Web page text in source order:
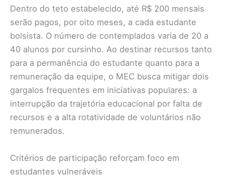
Dentro do teto estabelecido, até R$ 200 mensais
serão pagos, por oito meses, a cada estudante
bolsista. O número de contemplados varia de 20 a
40 alunos por cursinho. Ao destinar recursos tanto
para a permanência do estudante quanto para a
remuneração da equipe, o MEC busca mitigar dois
gargalos frequentes em iniciativas populares: a
interrupção da trajetória educacional por falta de
recursos e a alta rotatividade de voluntários não
remunerados.
Critérios de participação reforçam foco em
estudantes vulneráveis